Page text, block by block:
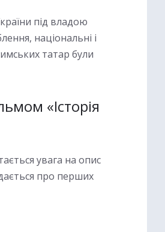
під владою
національні і
татар були
«Історія
увага на опис
про перших